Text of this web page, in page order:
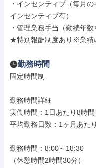
・インセンティブ（毎月
インセンティブ有）
・管理業務手当（勤続年数
★特別報酬制度あり※業績
勤務時間
固定時間制
勤務時間詳細
実働時間：1日あたり8時間
平均勤務日数：1ヶ月あた
勤務時間：8:00～18:30
（休憩時間2時間30分）